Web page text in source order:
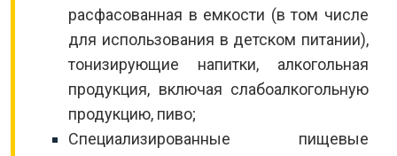
расфасованная в емкости (в том числе
для использования в детском питании),
тонизирующие напитки, алкогольная
продукция, включая слабоалкогольную
продукцию, пиво;
Специализированные пищевые